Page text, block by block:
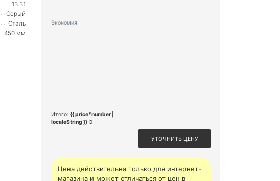
13.31
Серый
Сталь
450 мм
Экономия
Итого: {{ price*number |
localeString }}
УТОЧНИТЬ ЦЕНУ
Цена действительна только для интернет-
магазина и может отличаться от цен в